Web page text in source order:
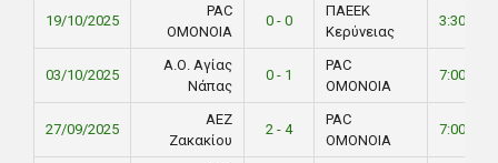
19/10/2025
PAC
ΟΜΟΝΟΙΑ
0 - 0
ΠΑΕΕΚ
Κερύνειας
3:30 PM
03/10/2025
Α.Ο. Αγίας
Νάπας
0 - 1
PAC
ΟΜΟΝΟΙΑ
7:00 PM
27/09/2025
ΑΕΖ
Ζακακίου
2 - 4
PAC
ΟΜΟΝΟΙΑ
7:00 PM